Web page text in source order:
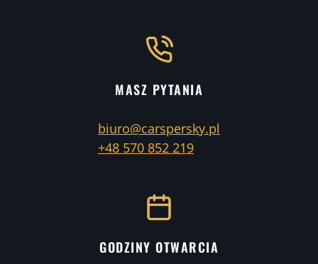
MASZ PYTANIA
biuro@carspersky.pl
+48 570 852 219
GODZINY OTWARCIA